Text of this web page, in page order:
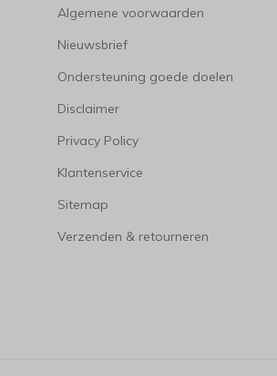
Algemene voorwaarden
Nieuwsbrief
Ondersteuning goede doelen
Disclaimer
Privacy Policy
Klantenservice
Sitemap
Verzenden & retourneren